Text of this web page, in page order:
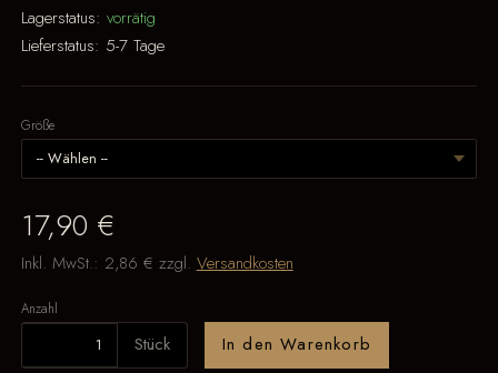
Lagerstatus: vorrätig
Lieferstatus: 5-7 Tage
Größe
17,90 €
Inkl. MwSt.: 2,86 € zzgl. Versandkosten
Anzahl
Stück In den Warenkorb